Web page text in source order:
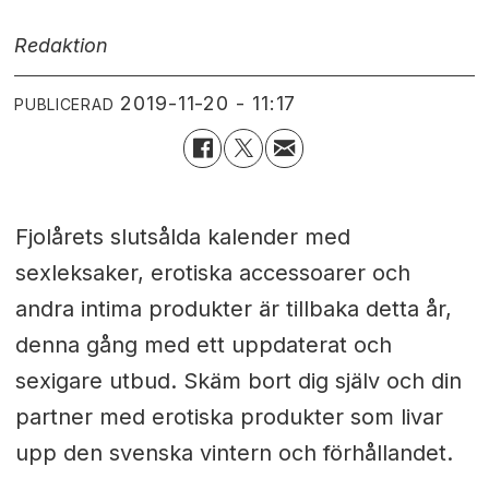
Redaktion
PUBLICERAD 2019-11-20 - 11:17
Fjolårets slutsålda kalender med
sexleksaker, erotiska accessoarer och
andra intima produkter är tillbaka detta år,
denna gång med ett uppdaterat och
sexigare utbud. Skäm bort dig själv och din
partner med erotiska produkter som livar
upp den svenska vintern och förhållandet.